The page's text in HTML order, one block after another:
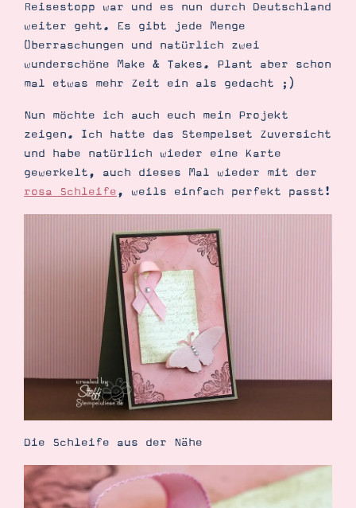
Reisestopp war und es nun durch Deutschland
weiter geht. Es gibt jede Menge
Überraschungen und natürlich zwei
wunderschöne Make & Takes. Plant aber schon
mal etwas mehr Zeit ein als gedacht ;)
Nun möchte ich auch euch mein Projekt
zeigen. Ich hatte das Stempelset Zuversicht
und habe natürlich wieder eine Karte
gewerkelt, auch dieses Mal wieder mit der
rosa Schleife, weils einfach perfekt passt!
Die Schleife aus der Nähe